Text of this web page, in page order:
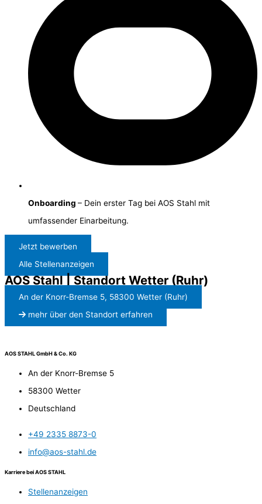
Onboarding – Dein erster Tag bei AOS Stahl mit
umfassender Einarbeitung.
Jetzt bewerben
Alle Stellenanzeigen
AOS Stahl | Standort Wetter (Ruhr)
An der Knorr-Bremse 5, 58300 Wetter (Ruhr)
mehr über den Standort erfahren
AOS STAHL GmbH & Co. KG
An der Knorr-Bremse 5
58300 Wetter
Deutschland
+49 2335 8873-0
info@aos-stahl.de
Karriere bei AOS STAHL
Stellenanzeigen